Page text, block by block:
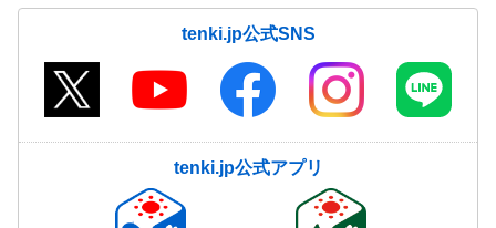
tenki.jp公式SNS
tenki.jp公式アプリ